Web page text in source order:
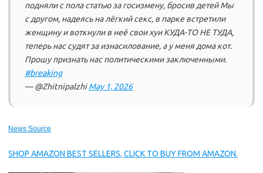
подняли с пола статью за госизмену, бросив детей Мы
с другом, надеясь на лёгкий секс, в парке встретили
женщину и воткнули в неё свои хуи КУДА-ТО НЕ ТУДА,
теперь нас судят за изнасилование, а у меня дома кот.
Прошу признать нас политическими заключенными.
#breaking
— @ZhitnipalzhiMay 1, 2026
News Source
SHOP AMAZON BEST SELLERS, CLICK TO BUY FROM AMAZON.